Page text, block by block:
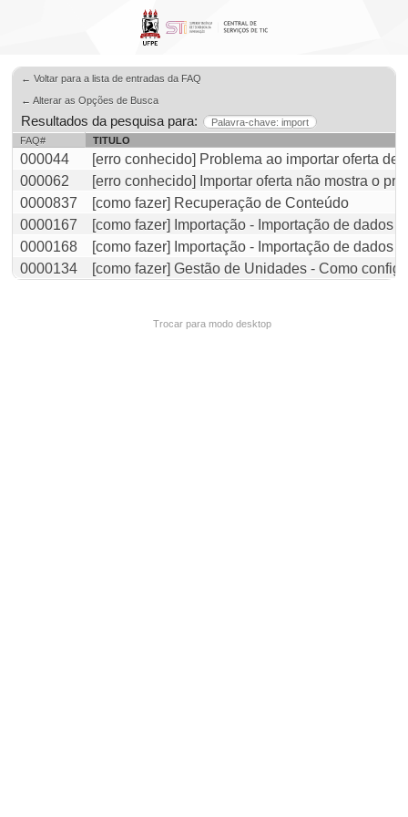
← Voltar para a lista de entradas da FAQ
← Alterar as Opções de Busca
Resultados da pesquisa para:
Palavra-chave: import
FAQ#
TITULO
000044
[erro conhecido] Problema ao importar oferta
000062
[erro conhecido] Importar oferta não mostra o
0000837
[como fazer] Recuperação de Conteúdo
0000167
[como fazer] Importação - Importação de dados
0000168
[como fazer] Importação - Importação de dados
0000134
[como fazer] Gestão de Unidades - Como
Trocar para modo desktop